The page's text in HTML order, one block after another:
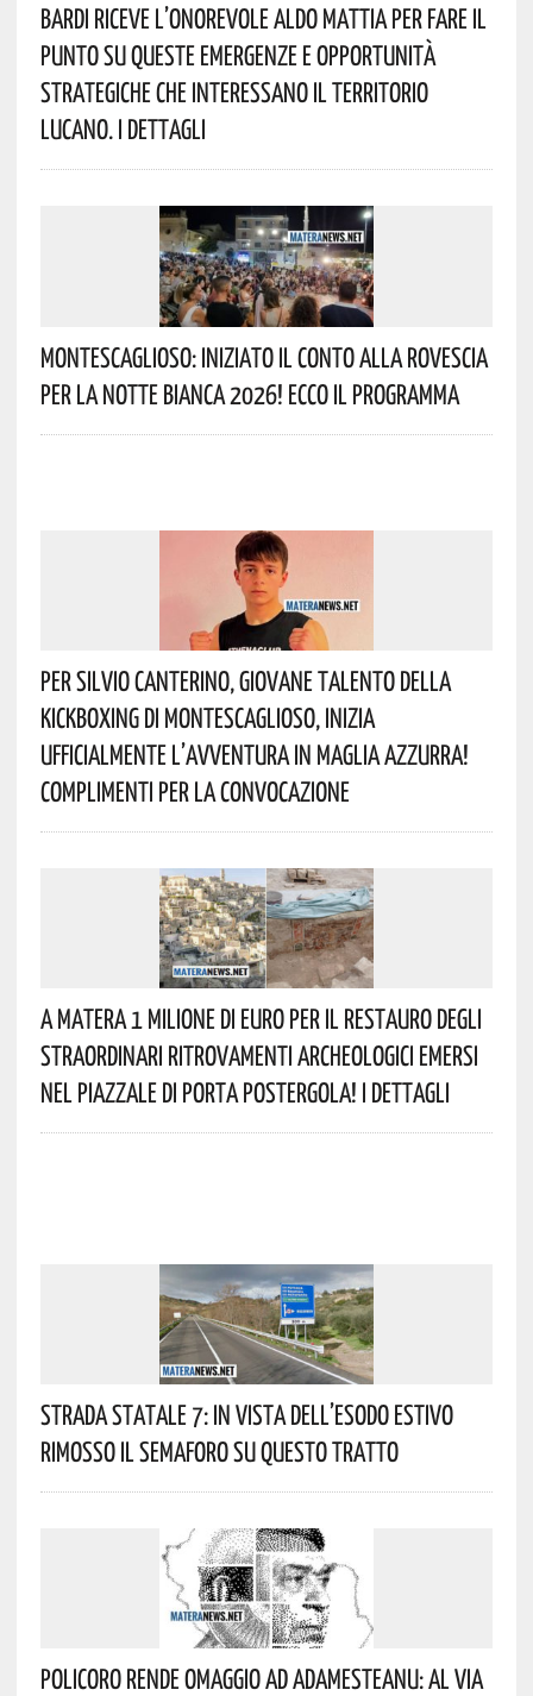
Bardi Riceve L’onorevole Aldo Mattia Per Fare Il
Punto Su Queste Emergenze E Opportunità
Strategiche Che Interessano Il Territorio
Lucano. I Dettagli
Montescaglioso: Iniziato Il Conto Alla Rovescia
Per La Notte Bianca 2026! Ecco Il Programma
Per Silvio Canterino, Giovane Talento Della
Kickboxing Di Montescaglioso, Inizia
Ufficialmente L’avventura In Maglia Azzurra!
Complimenti Per La Convocazione
A Matera 1 Milione Di Euro Per Il Restauro Degli
Straordinari Ritrovamenti Archeologici Emersi
Nel Piazzale Di Porta Postergola! I Dettagli
Strada Statale 7: In Vista Dell’esodo Estivo
Rimosso Il Semaforo Su Questo Tratto
Policoro Rende Omaggio Ad Adamesteanu: Al Via